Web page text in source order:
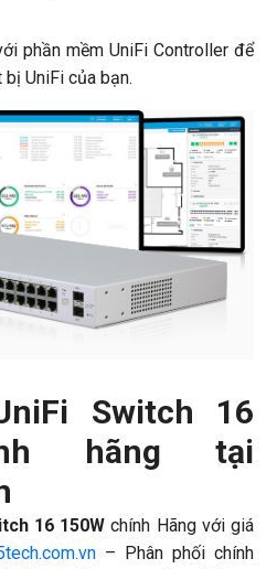
phần mềm UniFi Controller để
UniFi của bạn.
Switch 16
hãng tại
16 150Wchính Hãng với giá
– Phân phối chính